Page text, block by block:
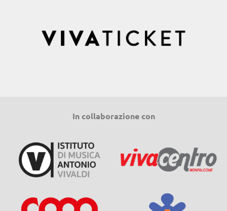
In collaborazione con